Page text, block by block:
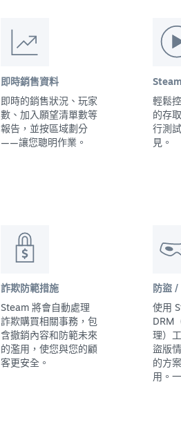
即時銷售資料
即時的銷售狀況、玩家
數、加入願望清單數等
報告，並按區域劃分
——讓您聰明作業。
輕鬆
的存
行測
見。
詐欺防範措施
Steam 將會自動處理
詐欺購買相關事務，包
含撤銷內容和防範未來
的濫用，使您與您的顧
客更安全。
防盜 /
使用
DRM
理）
盜版
的方
用。